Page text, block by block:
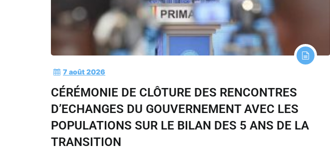
7 août 2026
CÉRÉMONIE DE CLÔTURE DES RENCONTRES
D’ECHANGES DU GOUVERNEMENT AVEC LES
POPULATIONS SUR LE BILAN DES 5 ANS DE LA
TRANSITION